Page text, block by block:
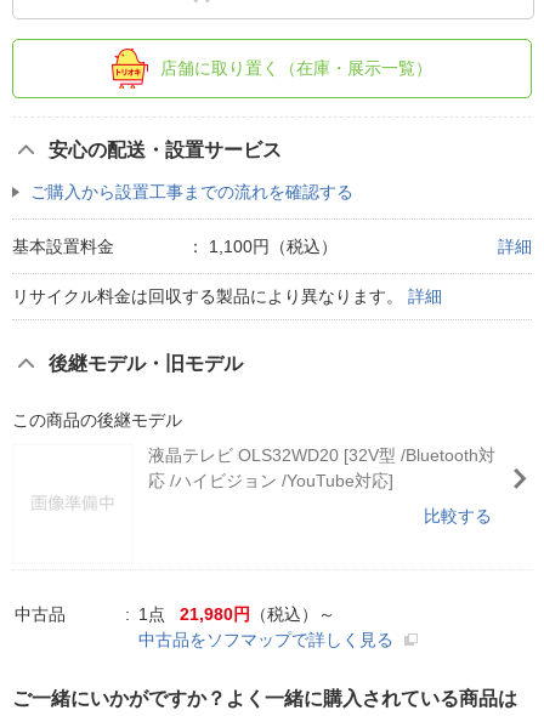
店舗に取り置く（在庫・展示一覧）
安心の配送・設置サービス
ご購入から設置工事までの流れを確認する
基本設置料金 ： 1,100円（税込） 詳細
リサイクル料金は回収する製品により異なります。 詳細
後継モデル・旧モデル
この商品の後継モデル
液晶テレビ OLS32WD20 [32V型 /Bluetooth対
応 /ハイビジョン /YouTube対応]
比較する
中古品 1点 21,980円
（税込）～
中古品をソフマップで詳しく見る
ご一緒にいかがですか？よく一緒に購入されている商品は